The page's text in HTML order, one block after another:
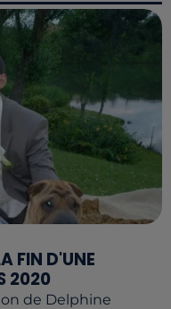
FIN D'UNE
2020
de Delphine